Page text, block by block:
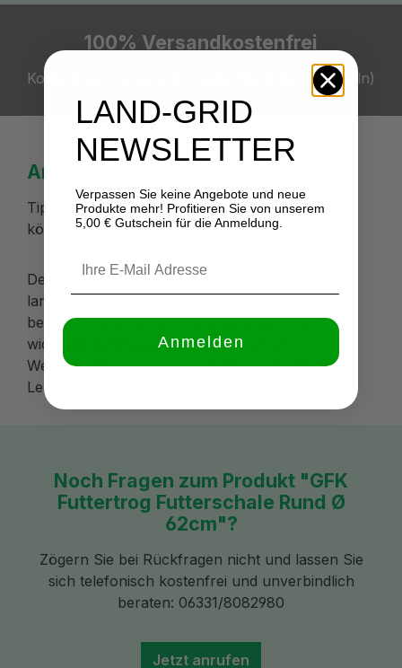
100% Versandkostenfrei
Kostenloser Versand in Deutschland (außer Inseln)
Anleitung
Tipps & Tricks die Ihnen bei dem Produkt helfen
könnten.
Der GFK Futtertrog vereint alle Vorteile eines
langlebigen, stabilen Produkts mit einer
benutzerfreundlichen Handhabung. Er ist
widerstandsfähig gegenüber extremen
Wetterbedingungen und garantier eine lange
Lebensdauer.
Noch Fragen zum Produkt "GFK
Futtertrog Futterschale Rund Ø
62cm"?
Zögern Sie bei Rückfragen nicht und lassen Sie
sich telefonisch kostenfrei und unverbindlich
beraten: 06331/8082980
Jetzt anrufen
LAND-GRID
NEWSLETTER
Verpassen Sie keine Angebote und neue
Produkte mehr! Profitieren Sie von unserem
5,00 € Gutschein für die Anmeldung.
Anmelden